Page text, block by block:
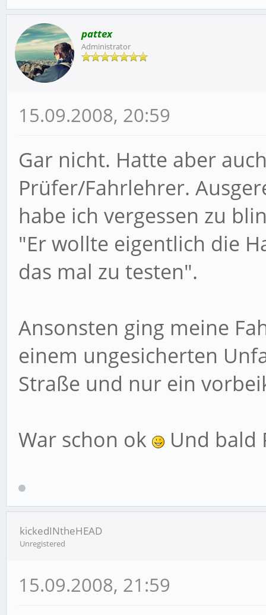
pattex
Administrator
15.09.2008, 20:59
Gar nicht. Hatte aber
Prüfer/Fahrlehrer.
habe ich vergessen zu
"Er wollte eigentlich die
das mal zu testen".
Ansonsten ging meine
einem ungesicherten
Straße und nur ein
War schon ok Und bald
kickedINtheHEAD
Unregistered
15.09.2008, 21:59